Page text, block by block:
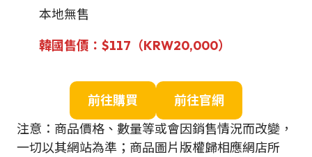
本地無售
韓國售價：$117（KRW20,000）
前往購買
前往官網
注意：商品價格、數量等或會因銷售情況而改變，
一切以其網站為準；商品圖片版權歸相應網店所